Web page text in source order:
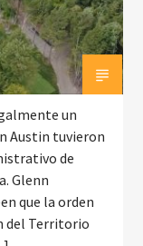
un
Austin tuvieron
de
Glenn
que la orden
del Territorio